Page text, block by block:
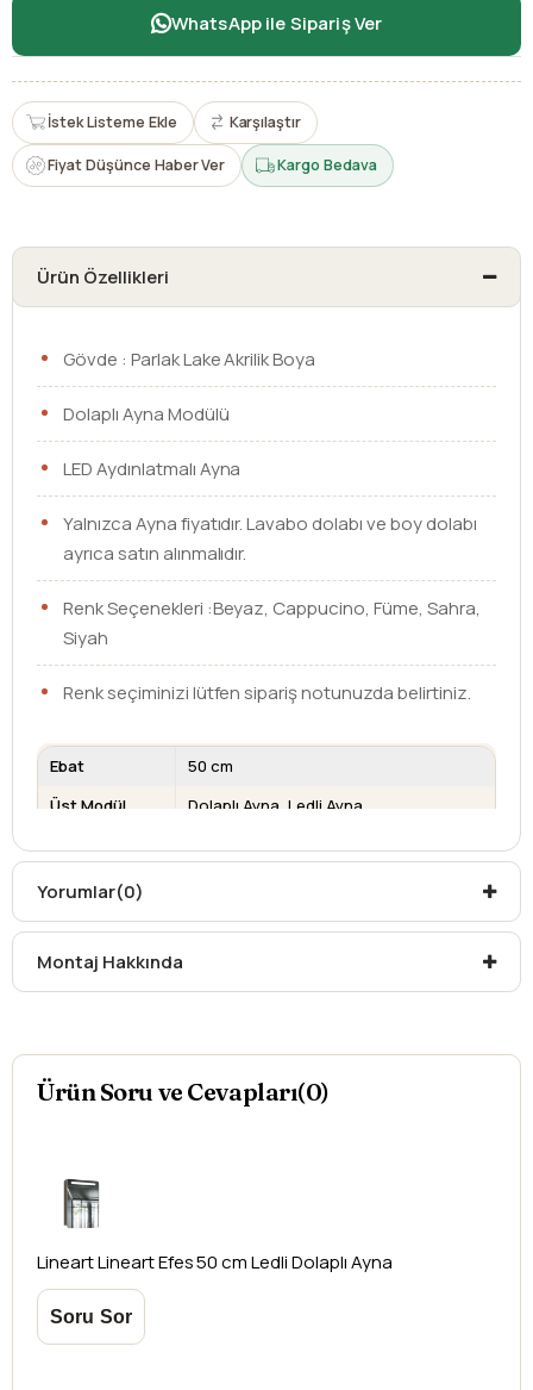
WhatsApp ile Sipariş Ver
İstek Listeme Ekle Karşılaştır
Fiyat Düşünce Haber Ver Kargo Bedava
Ürün Özellikleri
Gövde : Parlak Lake Akrilik Boya
Dolaplı Ayna Modülü
LED Aydınlatmalı Ayna
Yalnızca Ayna fiyatıdır. Lavabo dolabı ve boy dolabı
ayrıca satın alınmalıdır.
Renk Seçenekleri :Beyaz, Cappucino, Füme, Sahra,
Siyah
Renk seçiminizi lütfen sipariş notunuzda belirtiniz.
Ebat
50 cm
Üst Modül
Dolaplı Ayna Ledli Ayna
Kargo teslim süreleri, kargoya veriliş tarihinden itibaren
Kargo teslimatlarında mesafelerden dolayı
oluşabilecekek ücretler alıcıya aittir.
Kargonuzu teslim alırken hasarlı olabileceğini
yapılamamaktadır.
Yorumlar(0)
Montaj Hakkında
Ürün Soru ve Cevapları(0)
LineartLineart Efes 50 cm Ledli Dolaplı Ayna